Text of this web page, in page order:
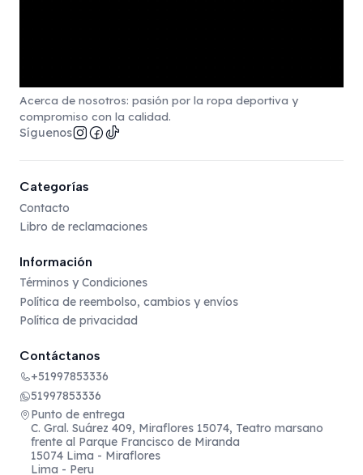
Acerca de nosotros: pasión por la ropa deportiva y
compromiso con la calidad.
Síguenos
Categorías
Contacto
Libro de reclamaciones
Información
Términos y Condiciones
Política de reembolso, cambios y envíos
Política de privacidad
Contáctanos
+51997853336
51997853336
Punto de entrega
C. Gral. Suárez 409, Miraflores 15074, Teatro marsano
frente al Parque Francisco de Miranda
15074 Lima - Miraflores
Lima - Peru